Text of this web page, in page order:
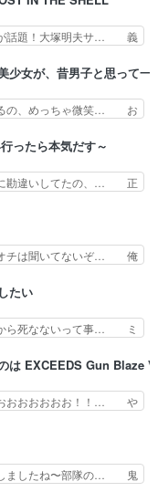
新キャラは後任の国語
もルー大柴が頭を横切
帝になっ… エルナは
がやっ… アルノルトが
般人以… これリアル内田
の… 主人公含めどいつも
跡継ぎ候補多すぎるw
が話題！大塚明夫サ… 義
て我々の世界… まず、
、銃撃戦が… いきなり
んどん追い… 擬似記憶な
と思う？… をバンダイチ
冒頭のアクションから
とつの単体の作品とし
少女が、昔男子と思って一
るの、めっちゃ微笑… お
んな知らなか… 姫子さ
子さんのお… 初めて夜
と姫子は偶… こういう学
だから設… にしても妹は
み… 隼人の家庭は隼人
… 三岳さんが隼人にと
ったら本気だす～
に勘違いしてたの、… 正
リーリャさん… なんか
…これでエリ… トレント
するんやろ… アイシ
い妹なんだ！… ルーデウ
いつ来… 本作はぬるい
に一… エリスはしばら
、…
オチは聞いてないぞ… 俺
。主人公眼福… 跡目争
はシュール… めちゃ子
人公の驚き… メチャ子を
なくなる… お父さんに押
、も… 半裸の警官の方が
… 霊媒師が人の肩に霊
たい
から死なないって事… ミ
よ...。てかタ… もはや人
ンがない… 今話第LO
だきまし… 皆大好き、ロ
ッッッ… シーナとミミが
ルームメイト1ヶ月経
う後戻りできないぞ」
は EXCEEDS Gun Blaze
おおおおおおお！！… や
はフォロワー… なのは
人類の為に… ・シイ
を感じる2人… 篠宮マナ
トに20歳… リリカルな
しましたね〜部隊の… 鬼